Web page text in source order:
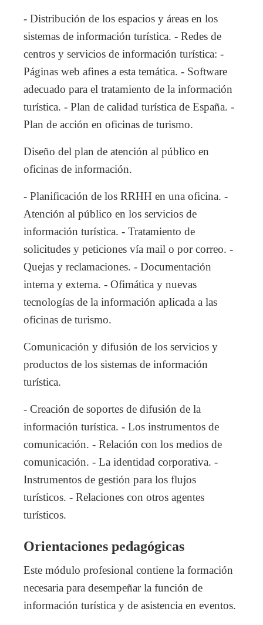
- Distribución de los espacios y áreas en los
sistemas de información turística. - Redes de
centros y servicios de información turística: -
Páginas web afines a esta temática. - Software
adecuado para el tratamiento de la información
turística. - Plan de calidad turística de España. -
Plan de acción en oficinas de turismo.
Diseño del plan de atención al público en
oficinas de información.
- Planificación de los RRHH en una oficina. -
Atención al público en los servicios de
información turística. - Tratamiento de
solicitudes y peticiones vía mail o por correo. -
Quejas y reclamaciones. - Documentación
interna y externa. - Ofimática y nuevas
tecnologías de la información aplicada a las
oficinas de turismo.
Comunicación y difusión de los servicios y
productos de los sistemas de información
turística.
- Creación de soportes de difusión de la
información turística. - Los instrumentos de
comunicación. - Relación con los medios de
comunicación. - La identidad corporativa. -
Instrumentos de gestión para los flujos
turísticos. - Relaciones con otros agentes
turísticos.
Orientaciones pedagógicas
Este módulo profesional contiene la formación
necesaria para desempeñar la función de
información turística y de asistencia en eventos.